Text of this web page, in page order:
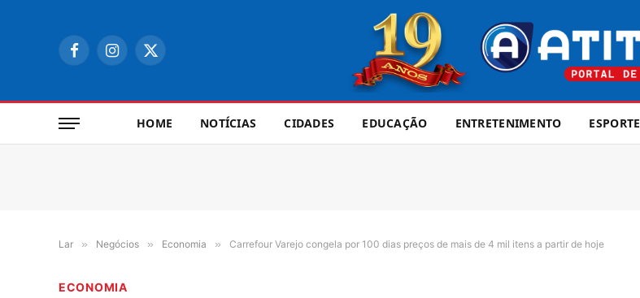
FacebookInstagram
X
HOME NOTÍCIAS CIDADES EDUCAÇÃO ENTRETENIMENTO ESPORTE
Lar » Negócios » Economia » Carrefour Varejo congela por 100 dias preços de mais de 4 mil itens a partir de hoje
ECONOMIA